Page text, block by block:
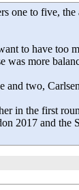
one to five,
to have too
was more
and two,
in the first
2017 and the